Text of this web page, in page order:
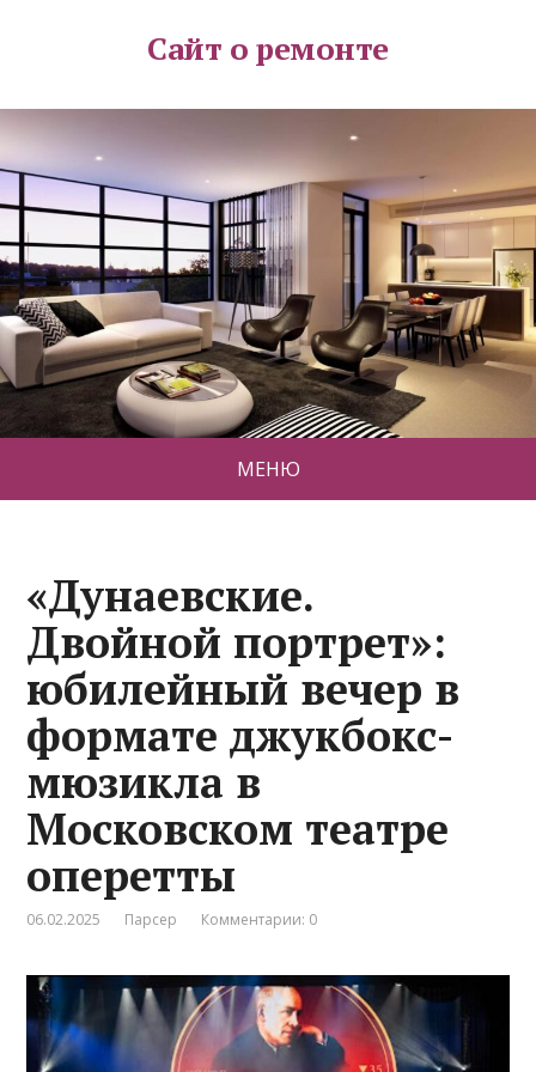
Сайт о ремонте
МЕНЮ
«Дунаевские.
Двойной портрет»:
юбилейный вечер в
формате джукбокс-
мюзикла в
Московском театре
оперетты
06.02.2025 Парсер Комментарии: 0